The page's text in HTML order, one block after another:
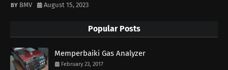
BMV August 15, 2023
Popular Posts
Memperbaiki Gas Analyzer
February 23, 2017